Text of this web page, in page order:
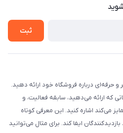
ثبت
درباره فروشگاه خود ارائه دهید.
که ارائه می‌دهید، سابقه فعالیت، و
می‌کند اشاره کنید. این معرفی کوتاه
ایفا کند. برای مثال می‌توانید